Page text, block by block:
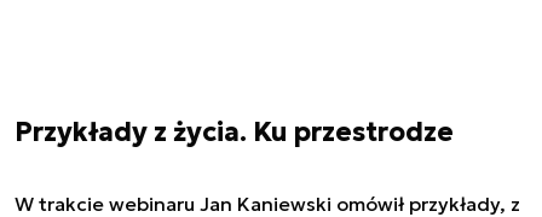
Przykłady z życia. Ku przestrodze
W trakcie webinaru Jan Kaniewski omówił przykłady, z